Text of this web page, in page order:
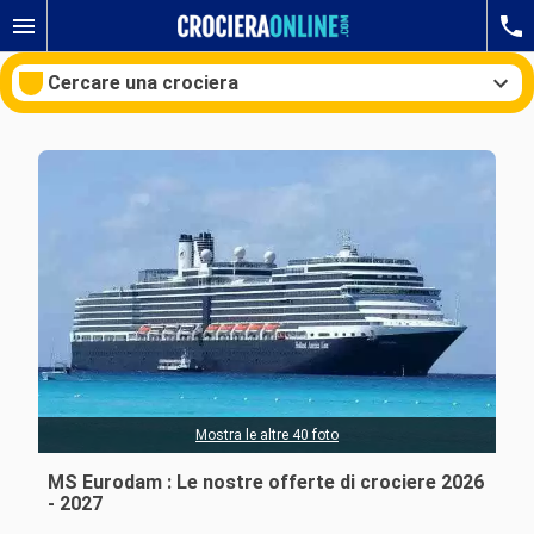
Cercare una crociera
Mesi di partenza
Porti Compagnie
Ricerca
MS Eurodam : Le nostre offerte di crociere 2026
- 2027
Mostra le altre 40 foto